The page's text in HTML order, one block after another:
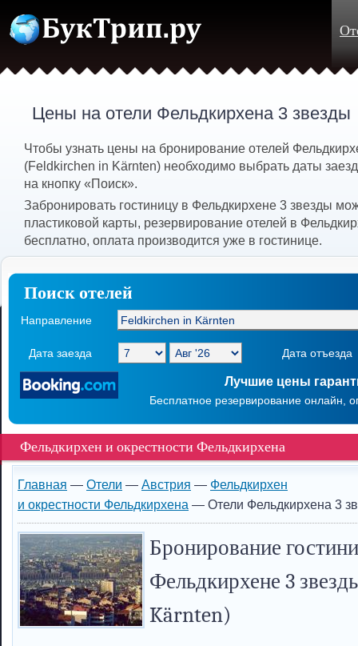
Цены на отели Фельдкирхена 3 звезды
Чтобы узнать цены на бронирование отелей
(Feldkirchen in Kärnten) необходимо выбрать даты
на кнопку «Поиск».
Забронировать гостиницу в Фельдкирхене 3 звезды
пластиковой карты, резервирование отелей в
бесплатно, оплата производится уже в гостинице.
Поиск отелей
Направление
Дата заезда Дата отъезда
Лучшие цены
Бесплатное резервирование онлайн,
Фельдкирхен и окрестности Фельдкирхена
Главная — Отели — Австрия — Фельдкирхен
и окрестности Фельдкирхена — Отели Фельдкирхена 3
Бронирование
Фельдкирхене 3
Kärnten)